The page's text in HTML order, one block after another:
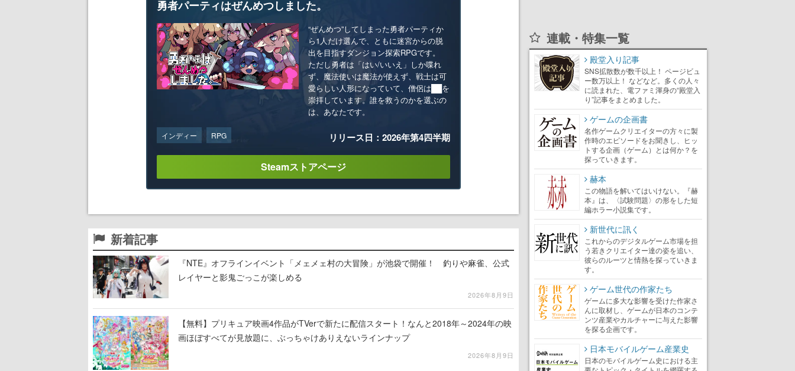
勇者パーティはぜんめつしました。
“ぜんめつ”してしまった勇者パーティか
ら1人だけ選んで、ともに迷宮からの脱
出を目指すダンジョン探索RPGです。
ただし勇者は「はい/いいえ」しか喋れ
ず、魔法使いは魔法が使えず、戦士は可
愛らしい人形になっていて、僧侶は██を
崇拝しています。誰を救うのかを選ぶの
は、あなたです。
インディー RPG リリース日：2026年第4四半期
Steamストアページ
新着記事
『NTE』オフラインイベント「メェメェ村の大冒険」が池袋で開催！ 釣りや麻雀、公式
レイヤーと影鬼ごっこが楽しめる
2026年8月9日
【無料】プリキュア映画4作品がTVerで新たに配信スタート！なんと2018年～2024年の映
画ほぼすべてが見放題に、ぶっちゃけありえないラインナップ
2026年8月9日
連載・特集一覧
殿堂入り記事
SNS拡散数が数千以上！ ページビュ
ー数万以上！ などなど。多くの人々
に読まれた、電ファミ渾身の“殿堂入
り”記事をまとめました。
ゲームの企画書
名作ゲームクリエイターの方々に製
作時のエピソードをお聞きし、ヒッ
トする企画（ゲーム）とは何か？を
探っていきます。
赫本
この物語を解いてはいけない。『赫
本』は、〈試験問題〉の形をした短
編ホラー小説集です。
新世代に訊く
これからのデジタルゲーム市場を担
う若きクリエイター達の姿を追い、
彼らのルーツと情熱を探っていきま
す。
ゲーム世代の作家たち
ゲームに多大な影響を受けた作家さ
んに取材し、ゲームが日本のコンテ
ンツ産業やカルチャーに与えた影響
を探る企画です。
日本モバイルゲーム産業史
日本のモバイルゲーム史における主